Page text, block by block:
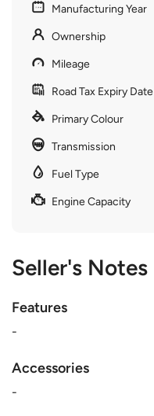
Manufacturing Year
Ownership
Mileage
Road Tax Expiry Date
Primary Colour
Transmission
Fuel Type
Engine Capacity
Seller's Notes
Features
-
Accessories
-